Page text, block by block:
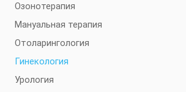
Озонотерапия
Мануальная терапия
Отоларингология
Гинекология
Урология